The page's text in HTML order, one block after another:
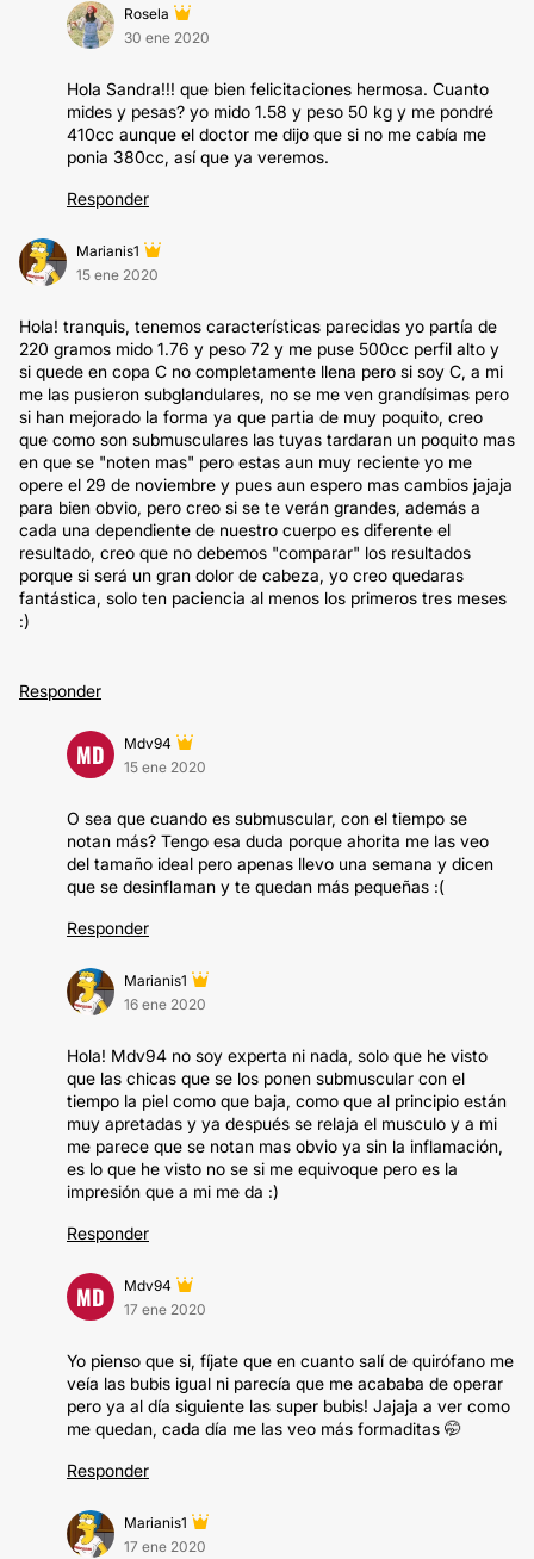
Rosela
30 ene 2020
Hola Sandra!!! que bien felicitaciones hermosa. Cuanto
mides y pesas? yo mido 1.58 y peso 50 kg y me pondré
410cc aunque el doctor me dijo que si no me cabía me
ponia 380cc, así que ya veremos.
Responder
Marianis1
15 ene 2020
Hola! tranquis, tenemos características parecidas yo partía de
220 gramos mido 1.76 y peso 72 y me puse 500cc perfil alto y
si quede en copa C no completamente llena pero si soy C, a mi
me las pusieron subglandulares, no se me ven grandísimas pero
si han mejorado la forma ya que partia de muy poquito, creo
que como son submusculares las tuyas tardaran un poquito mas
en que se "noten mas" pero estas aun muy reciente yo me
opere el 29 de noviembre y pues aun espero mas cambios jajaja
para bien obvio, pero creo si se te verán grandes, además a
cada una dependiente de nuestro cuerpo es diferente el
resultado, creo que no debemos "comparar" los resultados
porque si será un gran dolor de cabeza, yo creo quedaras
fantástica, solo ten paciencia al menos los primeros tres meses
:)
Responder
MD
Mdv94
15 ene 2020
O sea que cuando es submuscular, con el tiempo se
notan más? Tengo esa duda porque ahorita me las veo
del tamaño ideal pero apenas llevo una semana y dicen
que se desinflaman y te quedan más pequeñas :(
Responder
Marianis1
16 ene 2020
Hola! Mdv94 no soy experta ni nada, solo que he visto
que las chicas que se los ponen submuscular con el
tiempo la piel como que baja, como que al principio están
muy apretadas y ya después se relaja el musculo y a mi
me parece que se notan mas obvio ya sin la inflamación,
es lo que he visto no se si me equivoque pero es la
impresión que a mi me da :)
Responder
MD
Mdv94
17 ene 2020
Yo pienso que si, fíjate que en cuanto salí de quirófano me
veía las bubis igual ni parecía que me acababa de operar
pero ya al día siguiente las super bubis! Jajaja a ver como
me quedan, cada día me las veo más formaditas 🤭
Responder
Marianis1
17 ene 2020